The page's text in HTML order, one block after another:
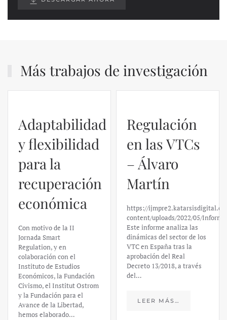
Más trabajos de investigación
Adaptabilidad
y flexibilidad
para la
recuperación
económica
Con motivo de la II
Jornada Smart
Regulation, y en
colaboración con el
Instituto de Estudios
Económicos, la Fundación
Civismo, el Institut Ostrom
y la Fundación para el
Avance de la Libertad,
hemos elaborado…
Regulación
en las VTCs
– Álvaro
Martín
https://
content/uploads/2022/05/
Este informe analiza las
dinámicas del sector de los
VTC en España tras la
aprobación del Real
Decreto 13/2018, a través
del…
LEER MÁS…